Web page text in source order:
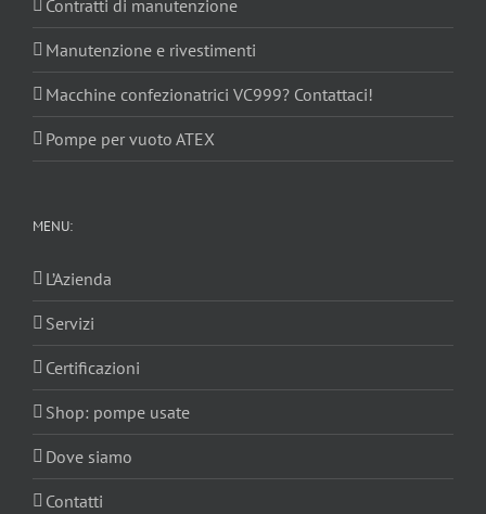
Contratti di manutenzione
Manutenzione e rivestimenti
Macchine confezionatrici VC999? Contattaci!
Pompe per vuoto ATEX
MENU:
L’Azienda
Servizi
Certificazioni
Shop: pompe usate
Dove siamo
Contatti